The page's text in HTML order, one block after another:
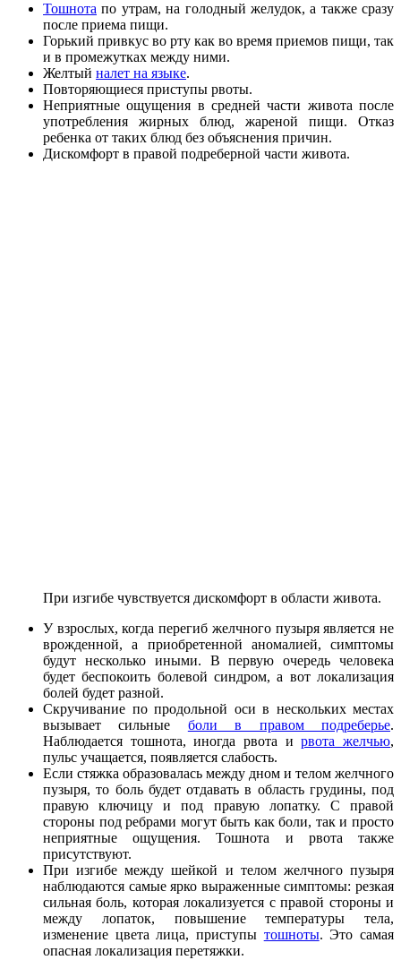
Тошнота по утрам, на голодный желудок, а также сразу
после приема пищи.
Горький привкус во рту как во время приемов пищи, так
и в промежутках между ними.
Желтый налет на языке.
Повторяющиеся приступы рвоты.
Неприятные ощущения в средней части живота после
употребления жирных блюд, жареной пищи. Отказ
ребенка от таких блюд без объяснения причин.
Дискомфорт в правой подреберной части живота.
При изгибе чувствуется дискомфорт в области живота.
У взрослых, когда перегиб желчного пузыря является не
врожденной, а приобретенной аномалией, симптомы
будут несколько иными. В первую очередь человека
будет беспокоить болевой синдром, а вот локализация
болей будет разной.
Скручивание по продольной оси в нескольких местах
вызывает сильные боли в правом подреберье.
Наблюдается тошнота, иногда рвота ирвота желчью,
пульс учащается, появляется слабость.
Если стяжка образовалась между дном и телом желчного
пузыря, то боль будет отдавать в область грудины, под
правую ключицу и под правую лопатку. С правой
стороны под ребрами могут быть как боли, так и просто
неприятные ощущения. Тошнота и рвота также
присутствуют.
При изгибе между шейкой и телом желчного пузыря
наблюдаются самые ярко выраженные симптомы: резкая
сильная боль, которая локализуется с правой стороны и
между лопаток, повышение температуры тела,
изменение цвета лица, приступы тошноты. Это самая
опасная локализация перетяжки.